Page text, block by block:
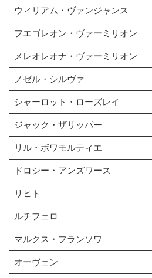
ウィリアム・ヴァンジャンス
フエゴレオン・ヴァーミリオン
メレオレオナ・ヴァーミリオン
ノゼル・シルヴァ
シャーロット・ローズレイ
ジャック・ザリッパー
リル・ボワモルティエ
ドロシー・アンズワース
リヒト
ルチフェロ
マルクス・フランソワ
オーヴェン